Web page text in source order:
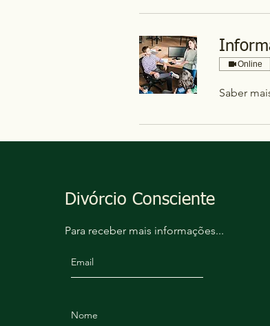
Online
Saber
Divórcio Consciente
Para receber mais informações...